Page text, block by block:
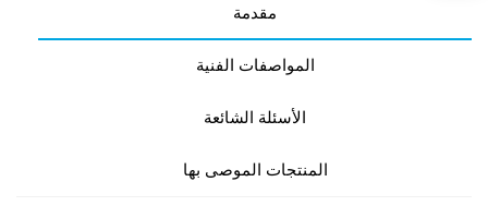
مقدمة
المواصفات الفنية
الأسئلة الشائعة
المنتجات الموصى بها